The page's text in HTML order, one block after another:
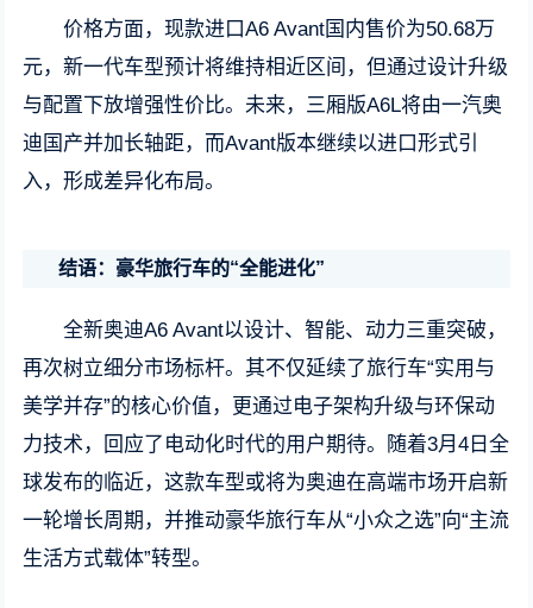
价格方面，现款进口A6 Avant国内售价为50.68万
元，新一代车型预计将维持相近区间，但通过设计升级
与配置下放增强性价比。未来，三厢版A6L将由一汽奥
迪国产并加长轴距，而Avant版本继续以进口形式引
入，形成差异化布局。
结语：豪华旅行车的“全能进化”
全新奥迪A6 Avant以设计、智能、动力三重突破，
再次树立细分市场标杆。其不仅延续了旅行车“实用与
美学并存”的核心价值，更通过电子架构升级与环保动
力技术，回应了电动化时代的用户期待。随着3月4日全
球发布的临近，这款车型或将为奥迪在高端市场开启新
一轮增长周期，并推动豪华旅行车从“小众之选”向“主流
生活方式载体”转型。